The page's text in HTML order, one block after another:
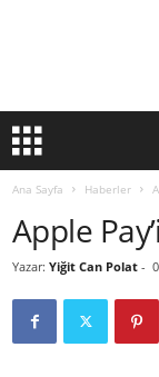
Ana Sayfa Haberler
Apple
Yazar: Yiğit Can Polat -